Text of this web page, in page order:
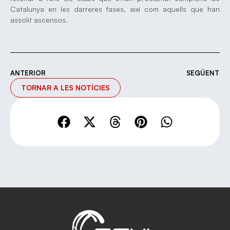
Catalunya en les darreres fases, així com aquells que han
assolit ascensos.
ANTERIOR SEGÜENT
TORNAR A LES NOTÍCIES